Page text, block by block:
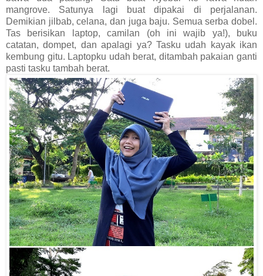
mangrove. Satunya lagi buat dipakai di perjalanan.
Demikian jilbab, celana, dan juga baju. Semua serba dobel.
Tas berisikan laptop, camilan (oh ini wajib ya!), buku
catatan, dompet, dan apalagi ya? Tasku udah kayak ikan
kembung gitu. Laptopku udah berat, ditambah pakaian ganti
pasti tasku tambah berat.